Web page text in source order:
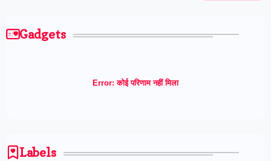
Gadgets
Error: कोई परिणाम नहीं मिला
Labels